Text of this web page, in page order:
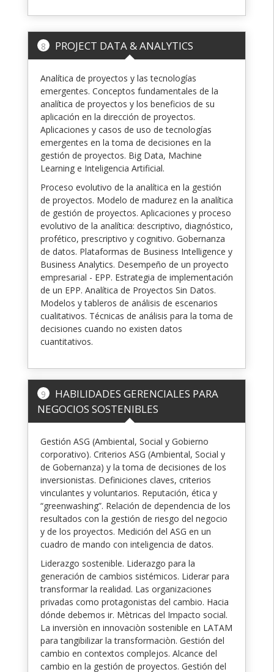
8 PROJECT DATA & ANALYTICS
Analítica de proyectos y las tecnologías
emergentes. Conceptos fundamentales de la
analítica de proyectos y los beneficios de su
aplicación en la dirección de proyectos.
Aplicaciones y casos de uso de tecnologías
emergentes en la toma de decisiones en la
gestión de proyectos. Big Data, Machine
Learning e Inteligencia Artificial.
Proceso evolutivo de la analítica en la gestión
de proyectos. Modelo de madurez en la analítica
de gestión de proyectos. Aplicaciones y proceso
evolutivo de la analítica: descriptivo, diagnóstico,
profético, prescriptivo y cognitivo. Gobernanza
de datos. Plataformas de Business Intelligence y
Business Analytics. Desempeño de un proyecto
empresarial - EPP. Estrategia de implementación
de un EPP. Analítica de Proyectos Sin Datos.
Modelos y tableros de análisis de escenarios
cualitativos. Técnicas de análisis para la toma de
decisiones cuando no existen datos
cuantitativos.
9
HABILIDADES GERENCIALES PARA
NEGOCIOS SOSTENIBLES
Gestión ASG (Ambiental, Social y Gobierno
corporativo). Criterios ASG (Ambiental, Social y
de Gobernanza) y la toma de decisiones de los
inversionistas. Definiciones claves, criterios
vinculantes y voluntarios. Reputación, ética y
“greenwashing”. Relación de dependencia de los
resultados con la gestión de riesgo del negocio
y de los proyectos. Medición del ASG en un
cuadro de mando con inteligencia de datos.
Liderazgo sostenible. Liderazgo para la
generación de cambios sistémicos. Liderar para
transformar la realidad. Las organizaciones
privadas como protagonistas del cambio. Hacia
dónde debemos ir. Mètricas del Impacto social.
La inversiòn en innovaciòn sostenible en LATAM
para tangibilizar la transformaciòn. Gestión del
cambio en contextos complejos. Alcance del
cambio en la gestión de proyectos. Gestión del